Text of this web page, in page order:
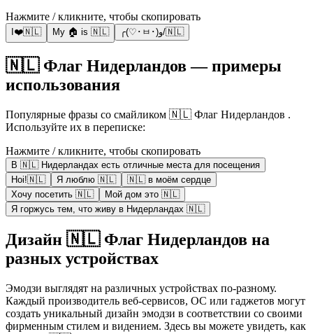
Нажмите / кликните, чтобы скопировать
I❤️🇳🇱 My 🏠 is 🇳🇱 ╭(♡･ㅂ･)و/🇳🇱
🇳🇱 Флаг Нидерландов — примеры
использования
Популярные фразы со смайликом 🇳🇱 Флаг Нидерландов .
Используйте их в переписке:
Нажмите / кликните, чтобы скопировать
В 🇳🇱 Нидерландах есть отличные места для посещения
Hoi!🇳🇱
Я люблю 🇳🇱
🇳🇱 в моём сердце
Хочу посетить 🇳🇱
Мой дом это 🇳🇱
Я горжусь тем, что живу в Нидерландах 🇳🇱
Дизайн 🇳🇱 Флаг Нидерландов на
разных устройствах
Эмодзи выглядят на различных устройствах по-разному.
Каждый производитель веб-сервисов, ОС или гаджетов могут
создать уникальный дизайн эмодзи в соответствии со своими
фирменным стилем и видением. Здесь вы можете увидеть, как